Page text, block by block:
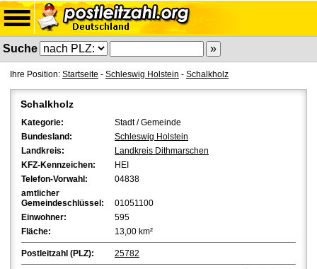
Suche
Ihre Position: Startseite - Schleswig Holstein - Schalkholz
Schalkholz
Kategorie:
Stadt / Gemeinde
Bundesland:
Schleswig Holstein
Landkreis:
Landkreis Dithmarschen
KFZ-Kennzeichen:
HEI
Telefon-Vorwahl:
04838
amtlicher
Gemeindeschlüssel:
01051100
Einwohner:
595
Fläche:
13,00 km²
Postleitzahl (PLZ): 25782